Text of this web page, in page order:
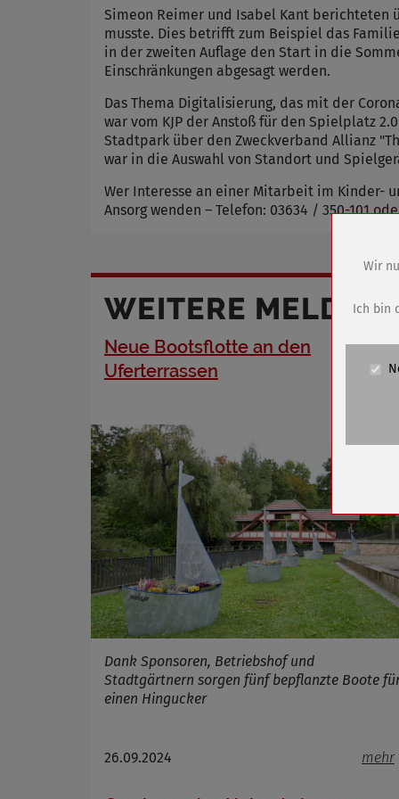
Simeon Reimer und Isabel Kant berichteten
musste. Dies betrifft zum Beispiel das
in der zweiten Auflage den Start in die
Einschränkungen abgesagt werden.
Das Thema Digitalisierung, das mit der
war vom KJP der Anstoß für den Spielplatz
Stadtpark über den Zweckverband Allianz
war in die Auswahl von Standort und
Wer Interesse an einer Mitarbeit im Kinder-
Ansorg wenden – Telefon: 03634 / 350-101
WEITERE
Neue Bootsflotte an den
Uferterrassen
Dank Sponsoren, Betriebshof und
Stadtgärtnern sorgen fünf bepflanzte Boote
einen Hingucker
26.09.2024 mehr
Anbieter
Cookie
Cookie
Name
Anbieter
Zweck
Cookie
Name
Wir
Ich bin